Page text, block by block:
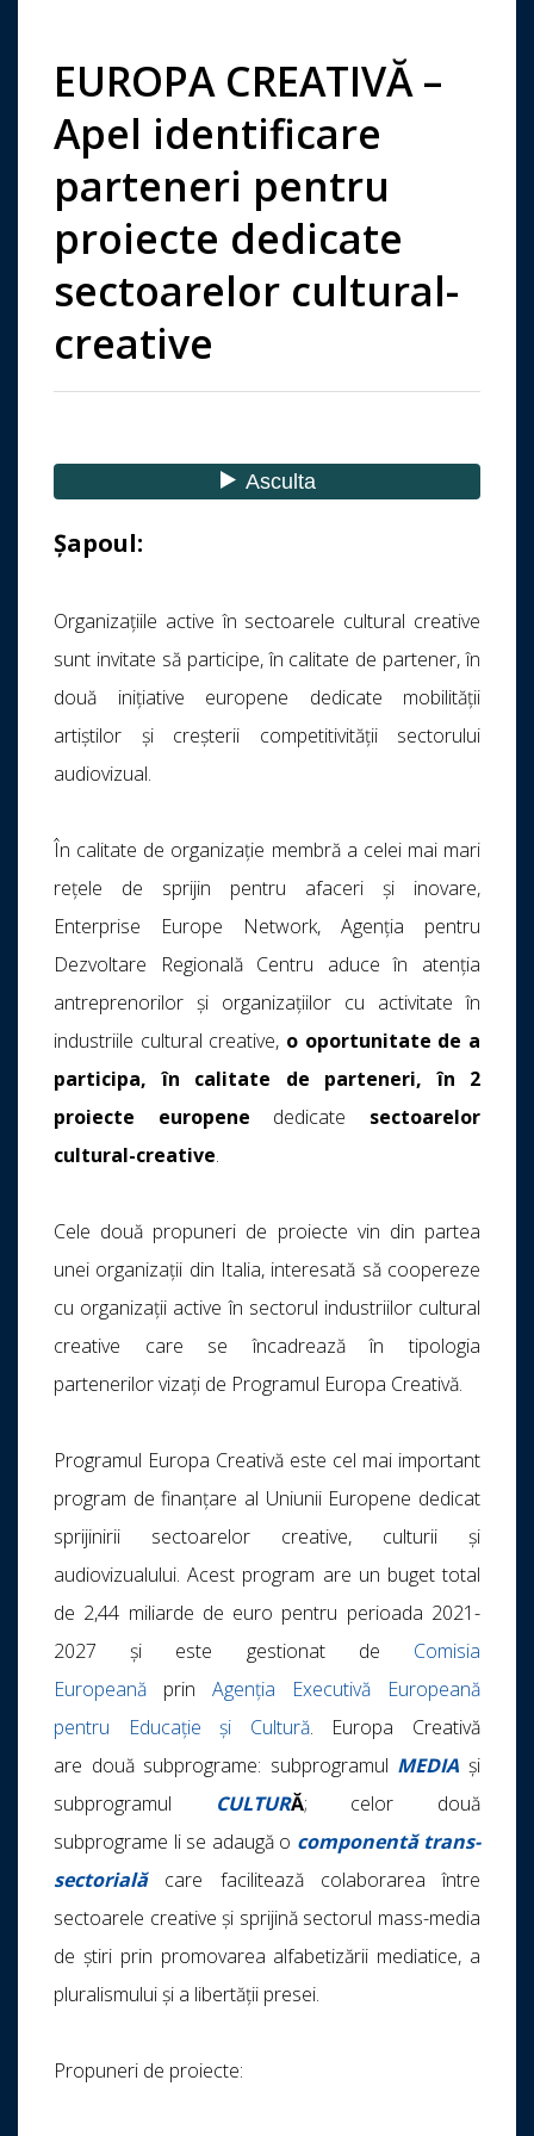
EUROPA CREATIVĂ –
Apel identificare
parteneri pentru
proiecte dedicate
sectoarelor cultural-
creative
Șapoul:
Organizațiile active în sectoarele cultural creative
sunt invitate să participe, în calitate de partener, în
două inițiative europene dedicate mobilității
artiștilor și creșterii competitivității sectorului
audiovizual.
În calitate de organizație membră a celei mai mari
rețele de sprijin pentru afaceri și inovare,
Enterprise Europe Network, Agenția pentru
Dezvoltare Regională Centru aduce în atenția
antreprenorilor și organizațiilor cu activitate în
industriile cultural creative, o oportunitate de a
participa, în calitate de parteneri, în 2
proiecte europene dedicate sectoarelor
cultural-creative.
Cele două propuneri de proiecte vin din partea
unei organizații din Italia, interesată să coopereze
cu organizații active în sectorul industriilor cultural
creative care se încadrează în tipologia
partenerilor vizați de Programul Europa Creativă.
Programul Europa Creativă este cel mai important
program de finanțare al Uniunii Europene dedicat
sprijinirii sectoarelor creative, culturii și
audiovizualului. Acest program are un buget total
de 2,44 miliarde de euro pentru perioada 2021-
2027 și este gestionat de Comisia
Europeană prin Agenția Executivă Europeană
pentru Educație și Cultură. Europa Creativă
are două subprograme: subprogramul MEDIA și
subprogramul
CULTURĂ; celor două
subprograme li se adaugă o componentă trans-
sectorială
care facilitează colaborarea între
sectoarele creative și sprijină sectorul mass-media
de știri prin promovarea alfabetizării mediatice, a
pluralismului și a libertății presei.
Propuneri de proiecte: